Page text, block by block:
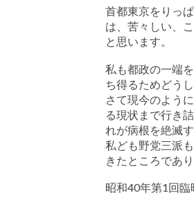
首都東京をりっ
は、苦々しい、
と思います。
私も都政の一端
ち得るためどう
さて現今のよう
る現状まで行き
れが病根を絶滅
私ども野党三派
きたところであり
昭和40年第1回臨